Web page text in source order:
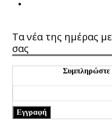
Τα νέα της ημέρας
σας
Συμπληρώστε
Εγγραφή